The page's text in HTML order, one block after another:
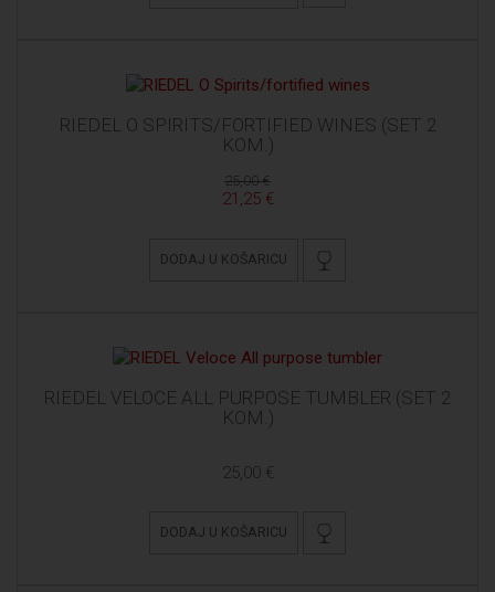
RIEDEL O SPIRITS/FORTIFIED WINES (SET 2
KOM.)
25,00 €
21,25 €
DODAJ U KOŠARICU
RIEDEL VELOCE ALL PURPOSE TUMBLER (SET 2
KOM.)
25,00 €
DODAJ U KOŠARICU